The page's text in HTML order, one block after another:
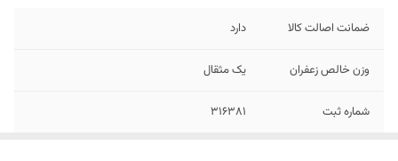
ضمانت اصالت کالا دارد
وزن خالص زعفران یک مثقال
شماره ثبت 316381